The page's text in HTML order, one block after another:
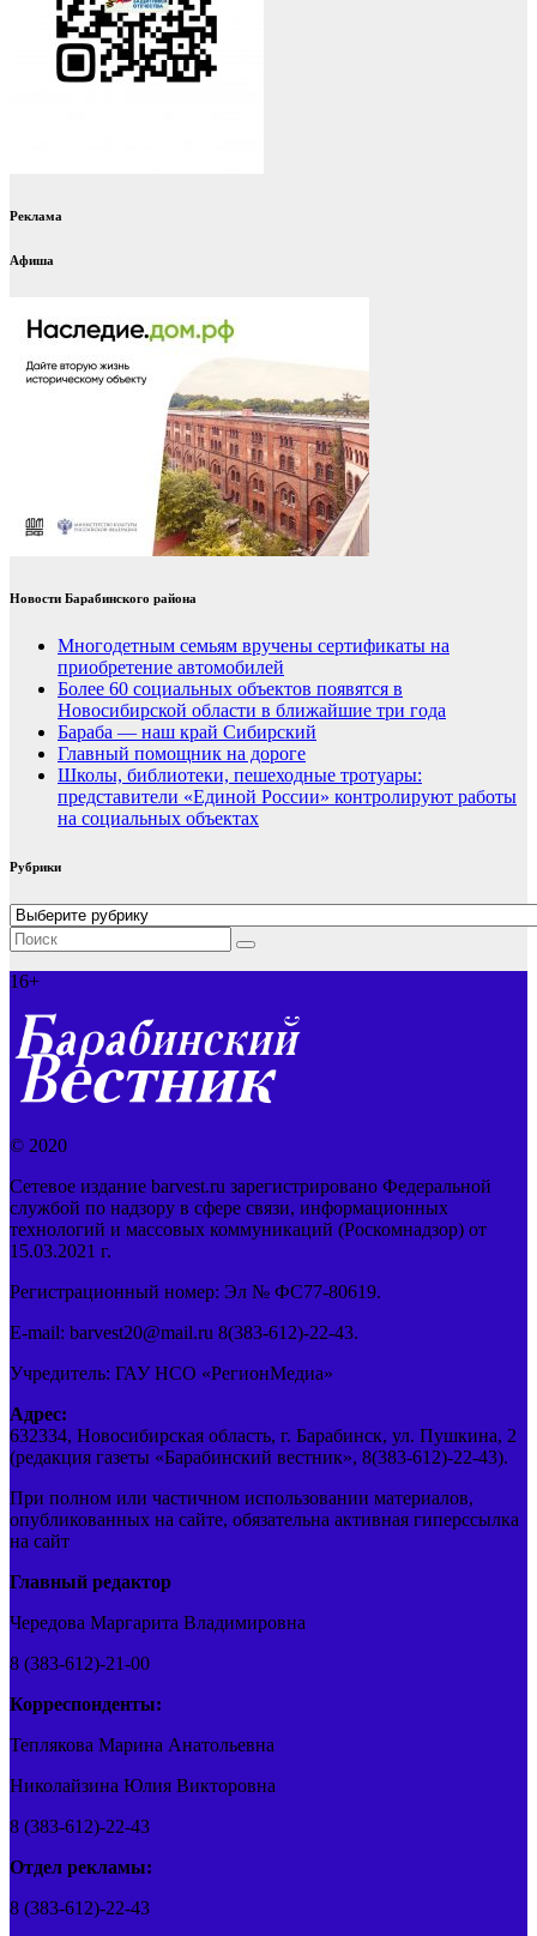
Реклама
Афиша
Новости Барабинского района
Многодетным семьям вручены сертификаты на
приобретение автомобилей
Более 60 социальных объектов появятся в
Новосибирской области в ближайшие три года
Бараба — наш край Сибирский
Главный помощник на дороге
Школы, библиотеки, пешеходные тротуары:
представители «Единой России» контролируют работы
на социальных объектах
Рубрики
Рубрики
16+
© 2020
Сетевое издание barvest.ru зарегистрировано Федеральной
службой по надзору в сфере связи, информационных
технологий и массовых коммуникаций (Роскомнадзор) от
15.03.2021 г.
Регистрационный номер: Эл № ФС77-80619.
E-mail: barvest20@mail.ru 8(383-612)-22-43.
Учредитель: ГАУ НСО «РегионМедиа»
Адрес:
632334, Новосибирская область, г. Барабинск, ул. Пушкина, 2
(редакция газеты «Барабинский вестник», 8(383-612)-22-43).
При полном или частичном использовании материалов,
опубликованных на сайте, обязательна активная гиперссылка
на сайт
Главный редактор
Чередова Маргарита Владимировна
8 (383-612)-21-00
Корреспонденты:
Теплякова Марина Анатольевна
Николайзина Юлия Викторовна
8 (383-612)-22-43
Отдел рекламы:
8 (383-612)-22-43